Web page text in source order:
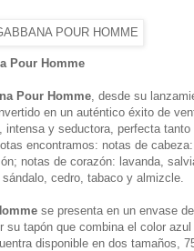
Pour Homme
Pour Homme , desde su
en un auténtico éxito de
intensa y seductora, perfecta tanto
encontramos: notas de cabeza:
notas de corazón: lavanda,
cedro, tabaco y almizcle.
se presenta en un envase
su tapón que combina el color
disponible en dos tamaños,